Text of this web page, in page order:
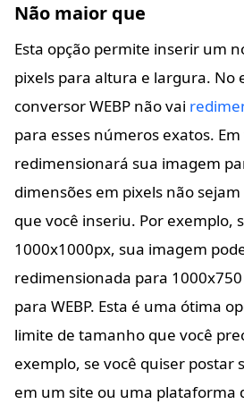
Não maior que
Esta opção permite inserir um
pixels para altura e largura. No
conversor WEBP não vai
para esses números exatos. Em
redimensionará sua imagem
dimensões em pixels não
que você inseriu. Por exemplo,
1000x1000px, sua imagem
redimensionada para
para WEBP. Esta é uma ótima
limite de tamanho que você
exemplo, se você quiser postar
em um site ou uma plataforma